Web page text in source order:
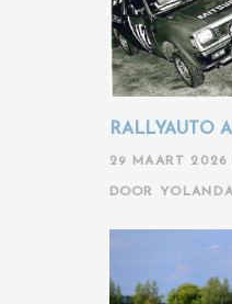
RALLYAUTO
29 MAART 2026
DOOR